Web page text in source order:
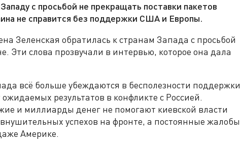
с просьбой не прекращать поставки пакетов
не справится без поддержки США и Европы.
Зеленская обратилась к странам Запада с просьбой
Эти слова прозвучали в интервью, которое она дала
всё больше убеждаются в бесполезности поддержки
результатов в конфликте с Россией.
и миллиарды денег не помогают киевской власти
успехов на фронте, а постоянные жалобы
Америке.